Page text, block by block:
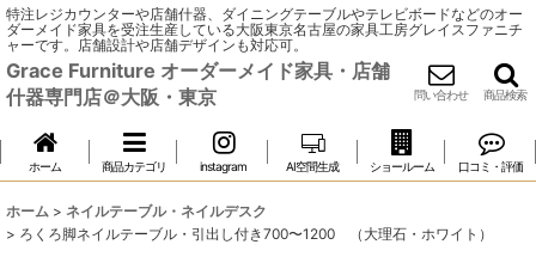
特注レジカウンターや店舗什器、ダイニングテーブルやテレビボードなどのオー
ダーメイド家具を受注生産している大阪東京名古屋の家具工房グレイスファニチ
ャーです。店舗設計や店舗デザインも対応可。
Grace Furniture オーダーメイド家具・店舗
什器専門店＠大阪・東京
問い合わせ 商品検索
ホーム 商品カテゴリ instagram AI空間生成 ショールーム 口コミ・評価
ホーム > ネイルテーブル・ネイルデスク
> ろくろ脚ネイルテーブル・引出し付き700〜1200 （大理石・ホワイト）